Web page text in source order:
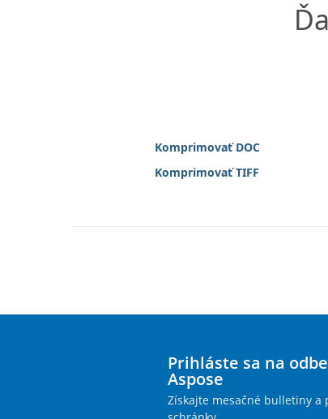
Komprimovať DOC
Komprimovať TIFF
Prihláste sa na
Aspose
Získajte mesačné bulletiny a